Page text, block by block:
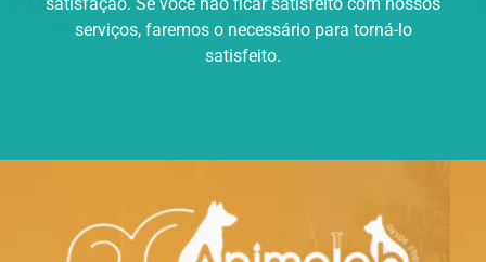
serviços, faremos o necessário para torná-lo
satisfeito.